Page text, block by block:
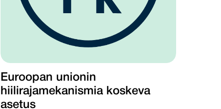
Euroopan unionin
hiilirajamekanismia koskeva
asetus